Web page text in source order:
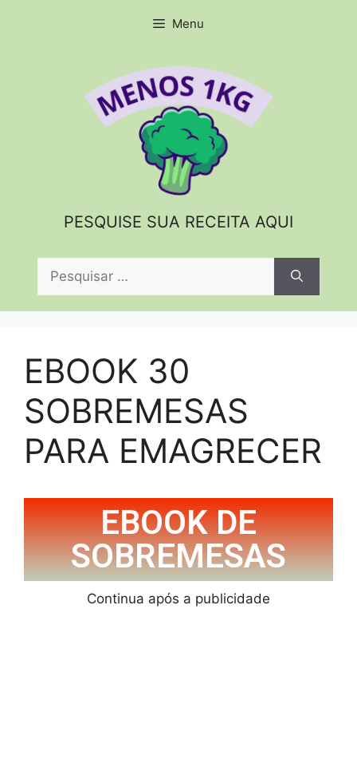
Menu
PESQUISE SUA RECEITA AQUI
EBOOK 30
SOBREMESAS
PARA EMAGRECER
EBOOK DE
SOBREMESAS
Continua após a publicidade